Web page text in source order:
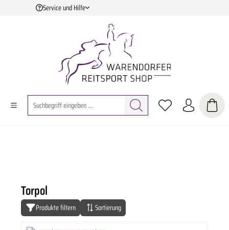
Zum Hauptinhalt springen
Service und Hilfe
Torpol
Produkte filtern Sortierung